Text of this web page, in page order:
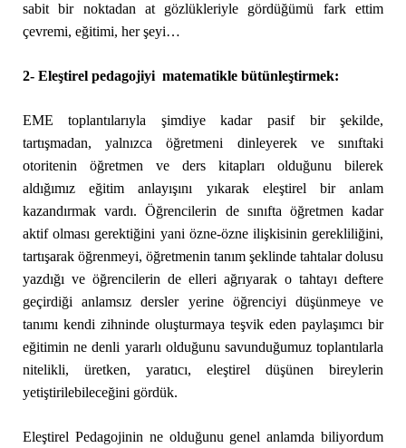
sabit bir noktadan at gözlükleriyle gördüğümü fark ettim
çevremi, eğitimi, her şeyi…
2- Eleştirel pedagojiyi matematikle bütünleştirmek:
EME toplantılarıyla şimdiye kadar pasif bir şekilde,
tartışmadan, yalnızca öğretmeni dinleyerek ve sınıftaki
otoritenin öğretmen ve ders kitapları olduğunu bilerek
aldığımız eğitim anlayışını yıkarak eleştirel bir anlam
kazandırmak vardı. Öğrencilerin de sınıfta öğretmen kadar
aktif olması gerektiğini yani özne-özne ilişkisinin gerekliliğini,
tartışarak öğrenmeyi, öğretmenin tanım şeklinde tahtalar dolusu
yazdığı ve öğrencilerin de elleri ağrıyarak o tahtayı deftere
geçirdiği anlamsız dersler yerine öğrenciyi düşünmeye ve
tanımı kendi zihninde oluşturmaya teşvik eden paylaşımcı bir
eğitimin ne denli yararlı olduğunu savunduğumuz toplantılarla
nitelikli, üretken, yaratıcı, eleştirel düşünen bireylerin
yetiştirilebileceğini gördük.
Eleştirel Pedagojinin ne olduğunu genel anlamda biliyordum